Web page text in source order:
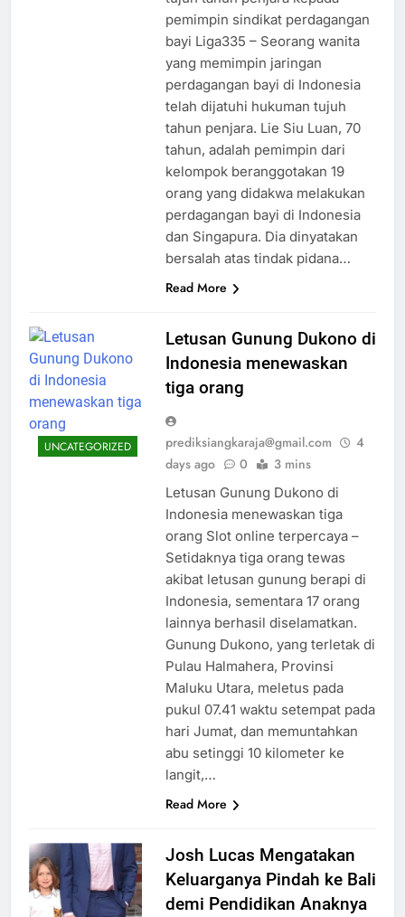
pemimpin sindikat perdagangan
bayi Liga335 – Seorang wanita
yang memimpin jaringan
perdagangan bayi di Indonesia
telah dijatuhi hukuman tujuh
tahun penjara. Lie Siu Luan, 70
tahun, adalah pemimpin dari
kelompok beranggotakan 19
orang yang didakwa melakukan
perdagangan bayi di Indonesia
dan Singapura. Dia dinyatakan
bersalah atas tindak pidana…
Read More
UNCATEGORIZED
Letusan Gunung Dukono di
Indonesia menewaskan
tiga orang
prediksiangkaraja@gmail.com
4
days ago
0 3 mins
Letusan Gunung Dukono di
Indonesia menewaskan tiga
orang Slot online terpercaya –
Setidaknya tiga orang tewas
akibat letusan gunung berapi di
Indonesia, sementara 17 orang
lainnya berhasil diselamatkan.
Gunung Dukono, yang terletak di
Pulau Halmahera, Provinsi
Maluku Utara, meletus pada
pukul 07.41 waktu setempat pada
hari Jumat, dan memuntahkan
abu setinggi 10 kilometer ke
langit,…
Read More
Josh Lucas Mengatakan
Keluarganya Pindah ke Bali
demi Pendidikan Anaknya